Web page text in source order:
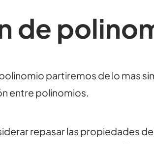
de
partiremos de lo mas
entre polinomios.
repasar las propiedades